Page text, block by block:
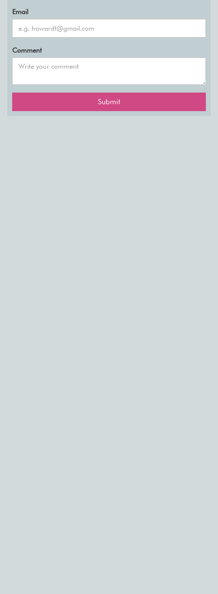
Email
Comment
Submit